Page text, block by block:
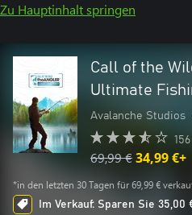
Zu Hauptinhalt springen
Call of the
Ultimate
Avalanche Studios
156
69,99 €34,99 €+
*in den letzten 30 Tagen für 69,99 €
Im Verkauf: Sparen Sie 35,00